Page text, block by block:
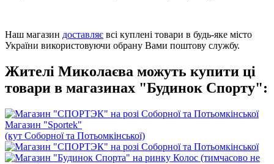
Наш магазин доставляє всі куплені товари в будь-яке місто
України використовуючи обрану Вами поштову службу.
Жителі Миколаєва можуть купити ці
товари в магазинах "Будинок Спорту":
Магазин "Sportek"
(кут Соборної та Потьомкінської)